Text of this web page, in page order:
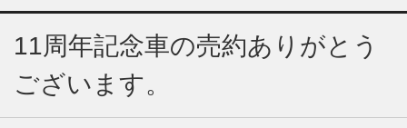
11周年記念車の売約ありがとう
ございます。